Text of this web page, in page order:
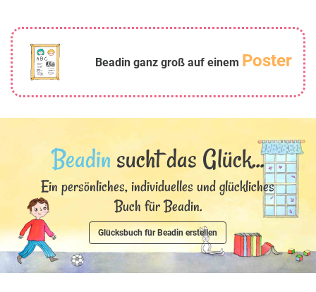
Beadin ganz groß auf einem Poster
Beadin sucht das Glück...
Ein persönliches, individuelles und glückliches
Buch für Beadin.
Glücksbuch für Beadin erstellen